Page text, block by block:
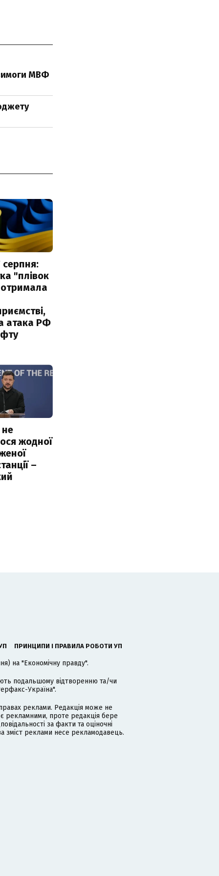
МВФ
"плівок
атака РФ
не
жодної
–
ПРИНЦИПИ І ПРАВИЛА РОБОТИ УП
на "Економічну правду".
подальшому відтворенню та/чи
Україна".
реклами. Редакція може не
рекламними, проте редакція бере
за факти та оціночні
зміст реклами несе рекламодавець.